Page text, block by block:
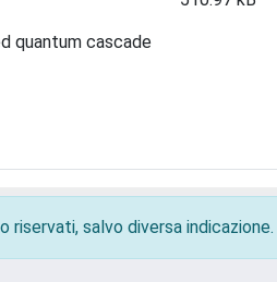
quantum cascade
salvo diversa indicazione.